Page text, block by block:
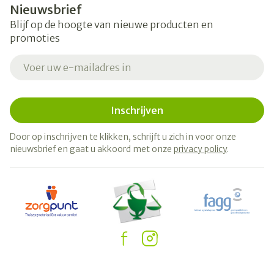
Nieuwsbrief
Blijf op de hoogte van nieuwe producten en
promoties
Inschrijven
Door op inschrijven te klikken, schrijft u zich in voor onze
nieuwsbrief en gaat u akkoord met onze privacy policy.